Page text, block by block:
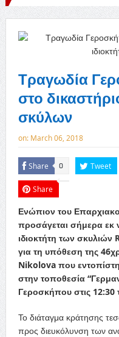
Τραγωδία
στο
σκύλων
on: March 06, 2018
Share 0 Tweet
Share
Ενώπιον του
προσάγεται σήμερα εκ
ιδιοκτήτη των
για τη υπόθεση της
Nikolova που
στην τοποθεσία
Γεροσκήπου στις 12:30
Το διάταγμα κράτησης
προς διευκόλυνση των